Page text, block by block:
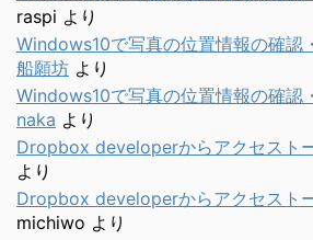
raspi より
Windows10で写真の位置情報の確認
船願坊 より
Windows10で写真の位置情報の確認
naka より
Dropbox developerからアクセスト
より
Dropbox developerからアクセスト
michiwo より